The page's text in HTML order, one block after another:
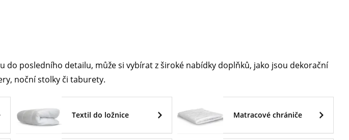
do posledního detailu, může si vybírat z široké nabídky doplňků, jako jsou dekorační
noční stolky či taburety.
Textil do ložnice Matracové chrániče